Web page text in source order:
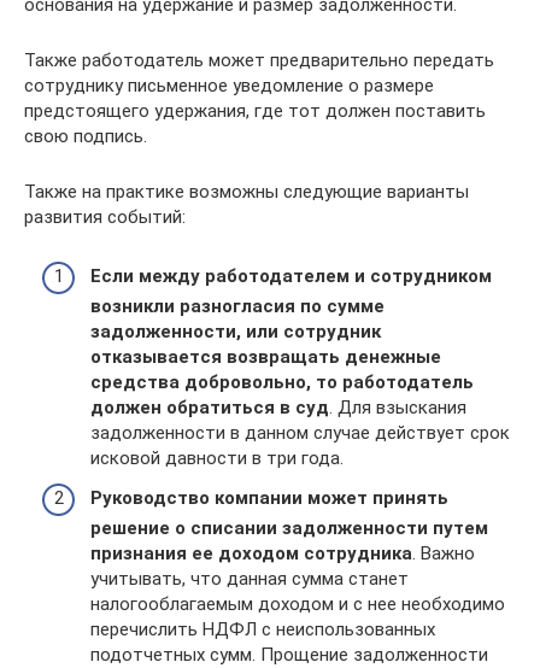
основания на удержание и размер задолженности.
Также работодатель может предварительно передать
сотруднику письменное уведомление о размере
предстоящего удержания, где тот должен поставить
свою подпись.
Также на практике возможны следующие варианты
развития событий:
Если между работодателем и сотрудником
возникли разногласия по сумме
задолженности, или сотрудник
отказывается возвращать денежные
средства добровольно, то работодатель
должен обратиться в суд . Для взыскания
задолженности в данном случае действует срок
исковой давности в три года.
Руководство компании может принять
решение о списании задолженности путем
признания ее доходом сотрудника. Важно
учитывать, что данная сумма станет
налогооблагаемым доходом и с нее необходимо
перечислить НДФЛ с неиспользованных
подотчетных сумм. Прощение задолженности